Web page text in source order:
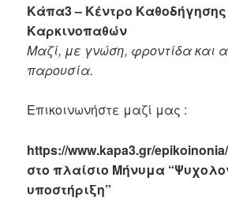
Κάπα3 – Κέντρο Καθοδήγησης
Καρκινοπαθών
Μαζί, με γνώση, φροντίδα και
παρουσία.
Επικοινωνήστε μαζί μας :
https://www.kapa3.gr/
στο πλαίσιο Μήνυμα
υποστήριξη”